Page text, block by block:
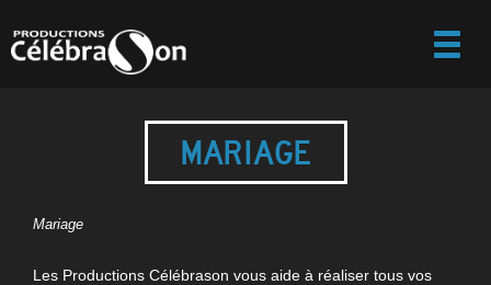
MARIAGE
Mariage
Les Productions Célébrason vous aide à réaliser tous vos